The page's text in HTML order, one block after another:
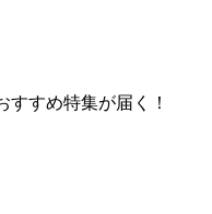
すすめ特集が届く！